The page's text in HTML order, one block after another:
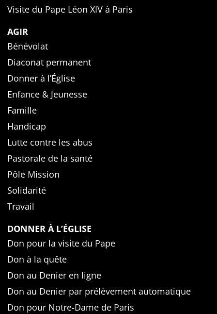
Visite du Pape Léon XIV à Paris
AGIR
Bénévolat
Diaconat permanent
Donner à l’Église
Enfance & Jeunesse
Famille
Handicap
Lutte contre les abus
Pastorale de la santé
Pôle Mission
Solidarité
Travail
DONNER À L’ÉGLISE
Don pour la visite du Pape
Don à la quête
Don au Denier en ligne
Don au Denier par prélèvement automatique
Don pour Notre-Dame de Paris